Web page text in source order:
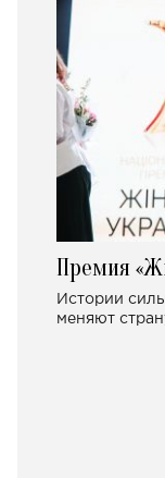
Премия
Истории
меняют